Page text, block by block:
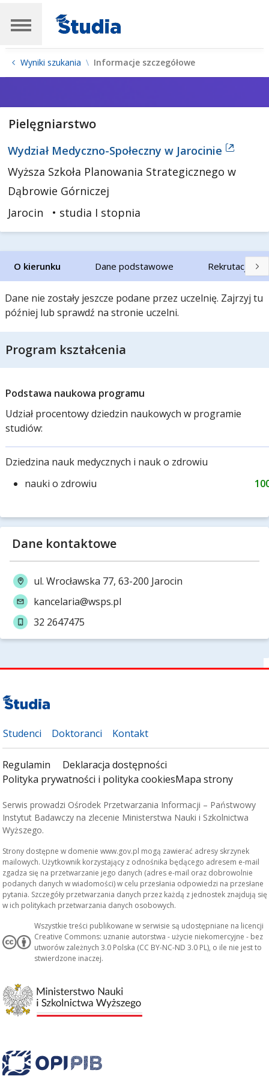
Wyniki szukania Informacje szczegółowe
Pielęgniarstwo
Wydział Medyczno-Społeczny w Jarocinie
Wyższa Szkoła Planowania Strategicznego w
Dąbrowie Górniczej
Jarocin
• studia I stopnia
O kierunku Dane podstawowe Rekrutacja
Dane nie zostały jeszcze podane przez uczelnię. Zajrzyj tu
później lub sprawdź na stronie uczelni.
Program kształcenia
Podstawa naukowa programu
Udział procentowy dziedzin naukowych w programie
studiów:
Dziedzina nauk medycznych i nauk o zdrowiu
nauki o zdrowiu
Dane kontaktowe
ul. Wrocławska 77, 63-200 Jarocin
kancelaria@wsps.pl
32 2647475
Studenci Doktoranci Kontakt
Regulamin
Deklaracja dostępności
Polityka prywatności i polityka cookiesMapa strony
Serwis prowadzi Ośrodek Przetwarzania Informacji – Państwowy
Instytut Badawczy na zlecenie Ministerstwa Nauki i Szkolnictwa
Wyższego.
Strony dostępne w domenie www.gov.pl mogą zawierać adresy skrzynek
mailowych. Użytkownik korzystający z odnośnika będącego adresem e-mail
zgadza się na przetwarzanie jego danych (adres e-mail oraz dobrowolnie
podanych danych w wiadomości) w celu przesłania odpowiedzi na przesłane
pytania. Szczegóły przetwarzania danych przez każdą z jednostek znajdują się
w ich politykach przetwarzania danych osobowych.
Wszystkie treści publikowane w serwisie są udostępniane na licencji
Creative Commons: uznanie autorstwa - użycie niekomercyjne - bez
utworów zależnych 3.0 Polska (CC BY-NC-ND 3.0 PL), o ile nie jest to
stwierdzone inaczej.